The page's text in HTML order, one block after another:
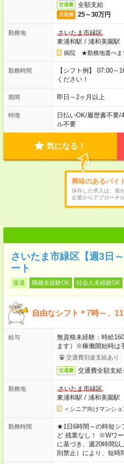
交通費 全額支給
月収例 25～30万円
勤務地
さいたま市緑区
東浦和駅 / 浦和美園駅
病院 ★勤務地選べま
勤務時間
【シフト例】 07:00
ください！
期間 即日～2ヶ月以上
特徴 日払いOK/履歴書不要/
ル不要
気になる！
興味のあるバイ
保存した求人は、後
企業からアプローチ
さいたま市緑区【週3日
ート
派遣 職種未経験OK 社会人未経験OK
自由なシフト＊7時～、
給与
無資格未経験：時給
ます）※稼働開始時は
交通費別途支給あり
交通費 交通費全額支
勤務地
さいたま市緑区
東浦和駅 / 浦和美園駅
＜シニア向けマンショ
勤務時間
★1日6時間～の時短シ
ど 残業なし！ ※Wワ
に基づき、週20時間
則禁止）により、短時